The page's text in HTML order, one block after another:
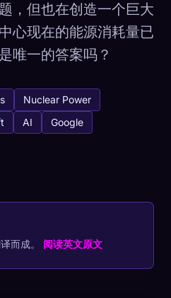
，但也在创造一个巨大
心现在的能源消耗量已
唯一的答案吗？
Nuclear Power
AI Google
而成。 阅读英文原文